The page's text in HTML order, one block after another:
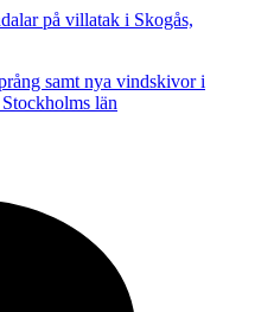
på villatak i Skogås,
samt nya vindskivor i
län